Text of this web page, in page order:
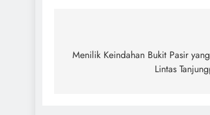
pos
Menilik Keindahan Bukit Pasir
Lintas